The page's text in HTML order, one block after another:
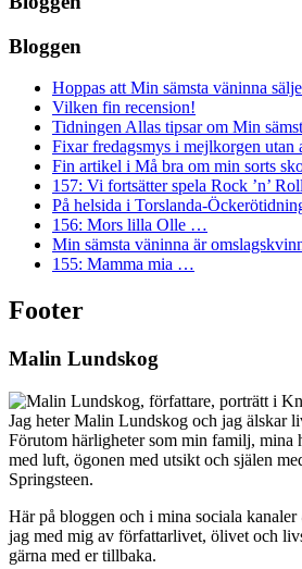
Bloggen
Hoppas att Min sämsta väninna
Vilken fin recension!
Tidningen Allas tipsar om Min
Fixar fredagsmys i mejlkorgen utan
Fin artikel i Må bra om min sorts
157: Vi fortsätter spela Rock ’n’
På helsida i Torslanda-
156: Mors lilla Olle …
Min sämsta väninna är
155: Mamma mia …
Footer
Malin Lundskog
Jag heter Malin Lundskog och jag älskar
Förutom härligheter som min familj, mina
med luft, ögonen med utsikt och själen
Springsteen.
Här på bloggen och i mina sociala
jag med mig av författarlivet, ölivet och
gärna med er tillbaka.